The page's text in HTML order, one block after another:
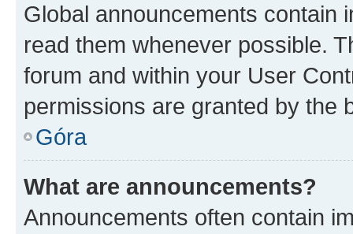
Global announcements contain
read them whenever possible.
forum and within your User
permissions are granted by the
Góra
What are announcements?
Announcements often contain